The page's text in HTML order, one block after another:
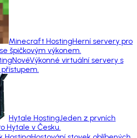
Minecraft HostingHerní servery pro
špičkovým výkonem.
NovéVýkonné virtuální servery s
Hytale HostingJeden z prvních
Hytale v Česku.